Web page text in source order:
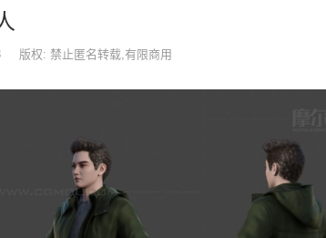
版权: 禁止匿名转载,有限商用